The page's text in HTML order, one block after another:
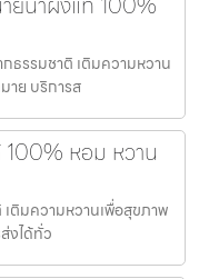
ธรรมชาติ เติมความหวาน
าย บริการส
100% หอม หวาน
ติมความหวานเพื่อสุขภาพ
งได้ทั่ว